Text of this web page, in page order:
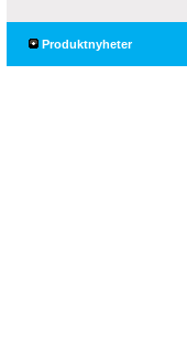
Produktnyheter